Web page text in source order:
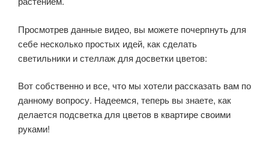
Просмотрев данные видео, вы можете почерпнуть для
себе несколько простых идей, как сделать
светильники и стеллаж для досветки цветов:
Вот собственно и все, что мы хотели рассказать вам по
данному вопросу. Надеемся, теперь вы знаете, как
делается подсветка для цветов в квартире своими
руками!